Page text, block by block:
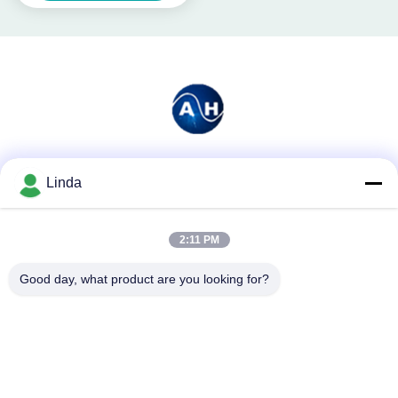
Linda
2:11 PM
Good day, what product are you looking for?